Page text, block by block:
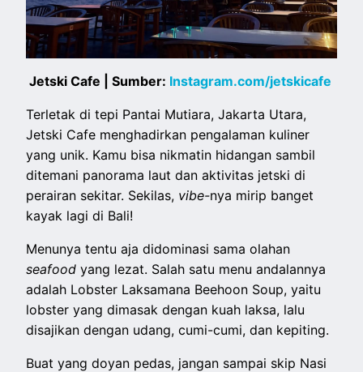
Jetski Cafe | Sumber: Instagram.com/jetskicafe
Terletak di tepi Pantai Mutiara, Jakarta Utara,
Jetski Cafe menghadirkan pengalaman kuliner
yang unik. Kamu bisa nikmatin hidangan sambil
ditemani panorama laut dan aktivitas jetski di
perairan sekitar. Sekilas, vibe-nya mirip banget
kayak lagi di Bali!
Menunya tentu aja didominasi sama olahan
seafoodyang lezat. Salah satu menu andalannya
adalah Lobster Laksamana Beehoon Soup, yaitu
lobster yang dimasak dengan kuah laksa, lalu
disajikan dengan udang, cumi-cumi, dan kepiting.
Buat yang doyan pedas, jangan sampai skip Nasi